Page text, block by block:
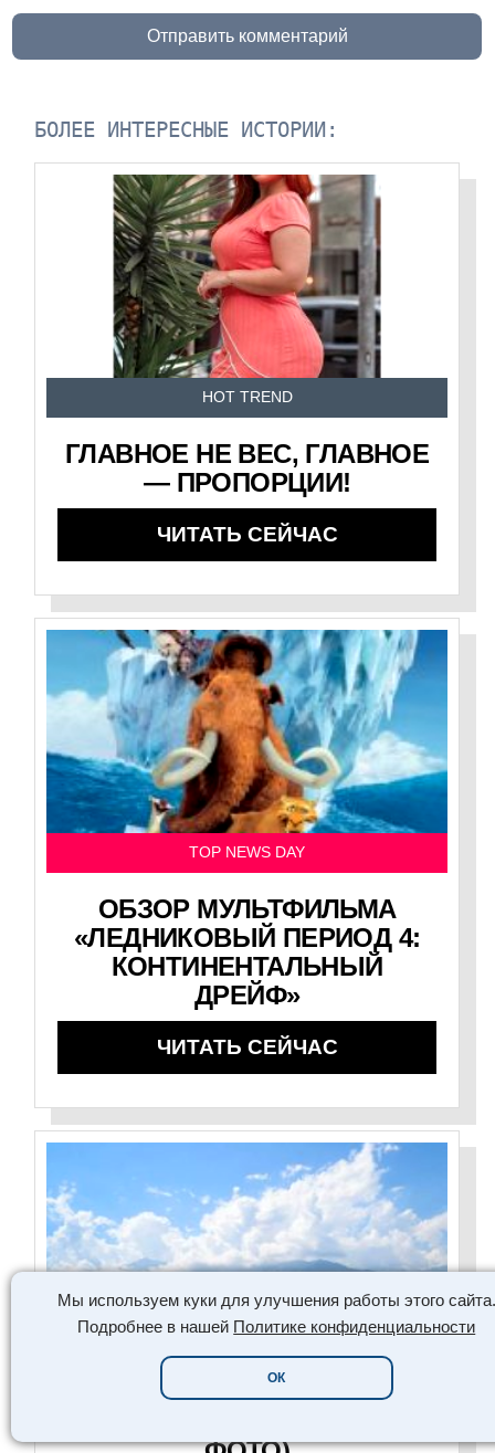
Мы используем куки для улучшения работы этого сайта.
Подробнее в нашей Политике конфиденциальности
ОК
Отправить комментарий
БОЛЕЕ ИНТЕРЕСНЫЕ ИСТОРИИ:
HOT TREND
ГЛАВНОЕ НЕ ВЕС, ГЛАВНОЕ
— ПРОПОРЦИИ!
ЧИТАТЬ СЕЙЧАС
TOP NEWS DAY
ОБЗОР МУЛЬТФИЛЬМА
«ЛЕДНИКОВЫЙ ПЕРИОД 4:
КОНТИНЕНТАЛЬНЫЙ
ДРЕЙФ»
ЧИТАТЬ СЕЙЧАС
PLATINUM COLLECTION